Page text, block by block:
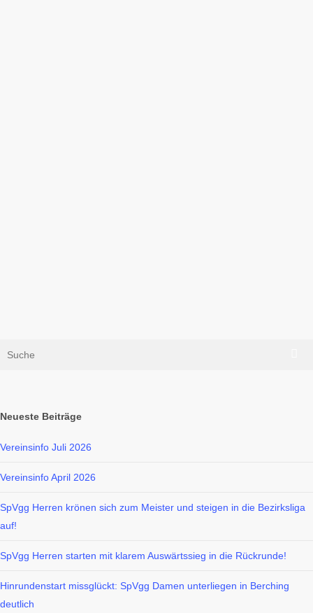
Herren
Handball
SpVgg Herren erkämpfen Punkt in
zweiten Saisonspiel der Bezirksklasse Männer Staffel West
sich die SpVgg Herren ein hart umkämpftes 28:28-
Oktober 2025
Neueste Beiträge
Vereinsinfo Juli 2026
Vereinsinfo April 2026
SpVgg Herren krönen sich zum Meister und steigen in die Bezirksliga
auf!
SpVgg Herren starten mit klarem Auswärtssieg in die Rückrunde!
Hinrundenstart missglückt: SpVgg Damen unterliegen in Berching
deutlich